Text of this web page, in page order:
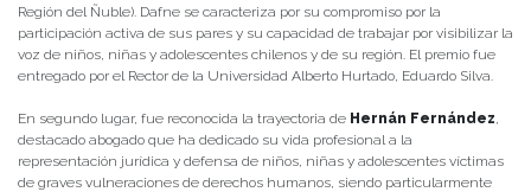
Región del Ñuble). Dafne se caracteriza por su compromiso por la
participación activa de sus pares y su capacidad de trabajar por visibilizar la
voz de niños, niñas y adolescentes chilenos y de su región. El premio fue
entregado por el Rector de la Universidad Alberto Hurtado, Eduardo Silva.
En segundo lugar, fue reconocida la trayectoria de Hernán Fernández,
destacado abogado que ha dedicado su vida profesional a la
representación jurídica y defensa de niños, niñas y adolescentes víctimas
de graves vulneraciones de derechos humanos, siendo particularmente